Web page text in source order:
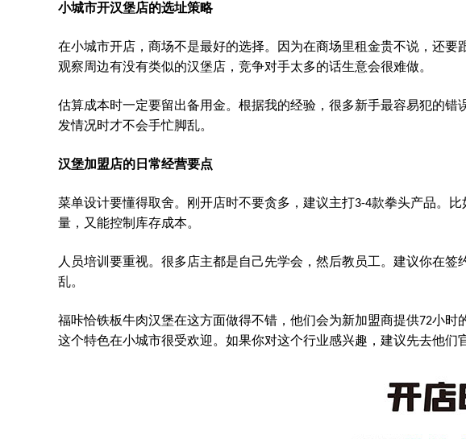
小城市开汉堡店的选址策略
在小城市开店，商场不是最好的选择。因为在商场里租金贵不说，还
观察周边有没有类似的汉堡店，竞争对手太多的话生意会很难做。
估算成本时一定要留出备用金。根据我的经验，很多新手最容易犯的
发情况时才不会手忙脚乱。
汉堡加盟店的日常经营要点
菜单设计要懂得取舍。刚开店时不要贪多，建议主打3-4款拳头产品。
量，又能控制库存成本。
人员培训要重视。很多店主都是自己先学会，然后教员工。建议你在
乱。
福咔恰铁板牛肉汉堡在这方面做得不错，他们会为新加盟商提供72小时
这个特色在小城市很受欢迎。如果你对这个行业感兴趣，建议先去他们